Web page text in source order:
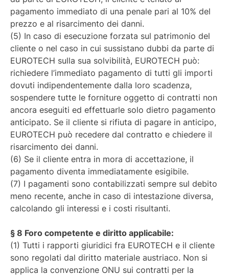
pagamento immediato di una penale pari al 10% del
prezzo e al risarcimento dei danni.
(5) In caso di esecuzione forzata sul patrimonio del
cliente o nel caso in cui sussistano dubbi da parte di
EUROTECH sulla sua solvibilità, EUROTECH può:
richiedere l’immediato pagamento di tutti gli importi
dovuti indipendentemente dalla loro scadenza,
sospendere tutte le forniture oggetto di contratti non
ancora eseguiti ed effettuarle solo dietro pagamento
anticipato. Se il cliente si rifiuta di pagare in anticipo,
EUROTECH può recedere dal contratto e chiedere il
risarcimento dei danni.
(6) Se il cliente entra in mora di accettazione, il
pagamento diventa immediatamente esigibile.
(7) I pagamenti sono contabilizzati sempre sul debito
meno recente, anche in caso di intestazione diversa,
calcolando gli interessi e i costi risultanti.
§ 8 Foro competente e diritto applicabile:
(1) Tutti i rapporti giuridici fra EUROTECH e il cliente
sono regolati dal diritto materiale austriaco. Non si
applica la convenzione ONU sui contratti per la